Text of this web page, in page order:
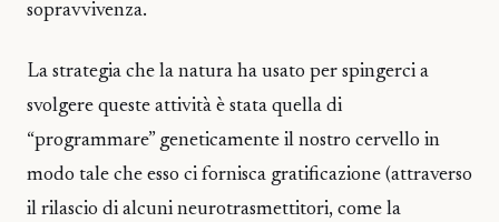
sopravvivenza.
La strategia che la natura ha usato per spingerci a
svolgere queste attività è stata quella di
“programmare” geneticamente il nostro cervello in
modo tale che esso ci fornisca gratificazione (attraverso
il rilascio di alcuni neurotrasmettitori, come la